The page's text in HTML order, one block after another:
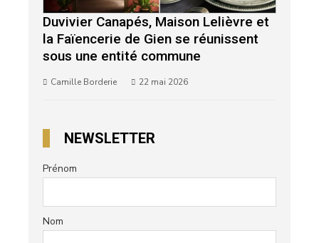
Duvivier Canapés, Maison Lelièvre et
la Faïencerie de Gien se réunissent
sous une entité commune
Camille Borderie 22 mai 2026
NEWSLETTER
Prénom
Nom